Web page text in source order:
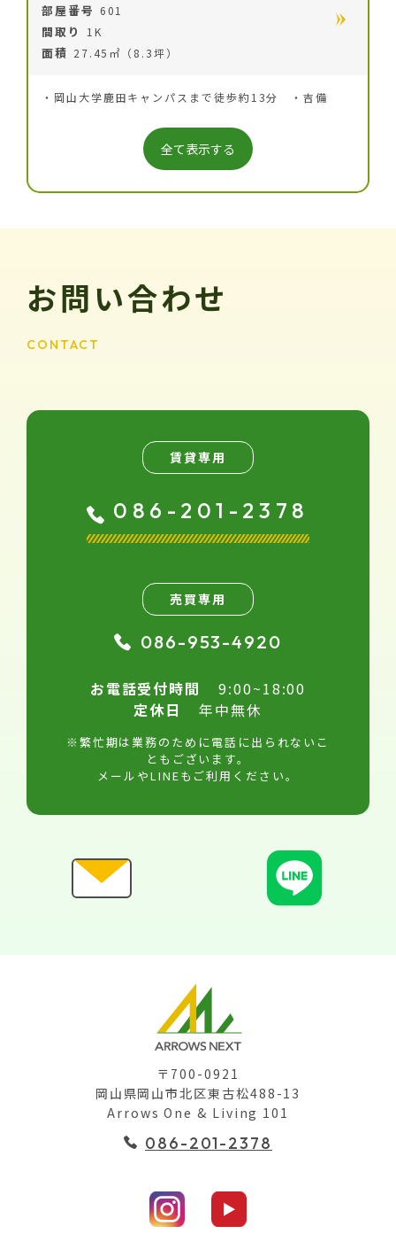
部屋番号 601
間取り 1K
面積 27.45㎡（8.3坪）
・岡山大学鹿田キャンパスまで徒歩約13分 ・吉備
全て表示する
お問い合わせ
CONTACT
賃貸専用
086-201-2378
売買専用
086-953-4920
お電話受付時間
9:00~18:00
定休日
年中無休
※繁忙期は業務のために電話に出られないこ
ともございます。
メールやLINEもご利用ください。
〒700-0921
岡山県岡山市北区東古松488-13
Arrows One & Living 101
086-201-2378